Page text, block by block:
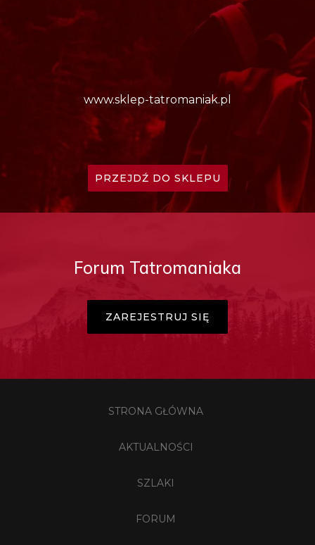
www.sklep-tatromaniak.pl
PRZEJDŹ DO SKLEPU
Forum Tatromaniaka
ZAREJESTRUJ SIĘ
STRONA GŁÓWNA
AKTUALNOŚCI
SZLAKI
FORUM